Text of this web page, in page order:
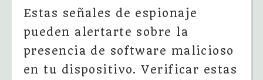
Estas señales de espionaje
pueden alertarte sobre la
presencia de software malicioso
en tu dispositivo. Verificar estas